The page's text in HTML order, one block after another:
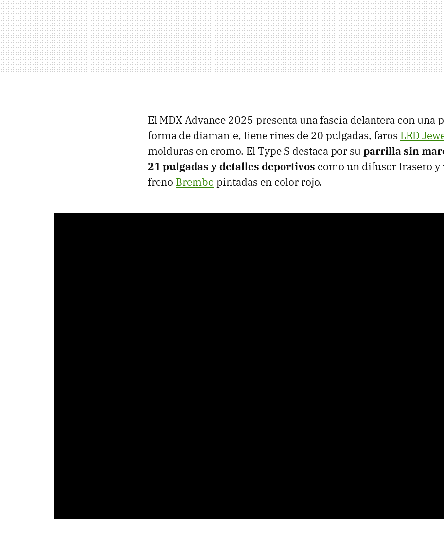
El MDX Advance 2025 presenta una fascia delantera con una
forma de diamante, tiene rines de 20 pulgadas, faros LED
molduras en cromo. El Type S destaca por suparrilla sin
21 pulgadas y detalles deportivos como un difusor trasero y
freno Brembo pintadas en color rojo.